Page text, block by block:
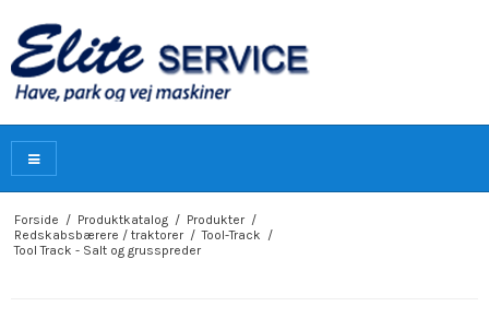
Forside / Produktkatalog / Produkter /
Redskabsbærere / traktorer / Tool-Track /
Tool Track - Salt og grusspreder